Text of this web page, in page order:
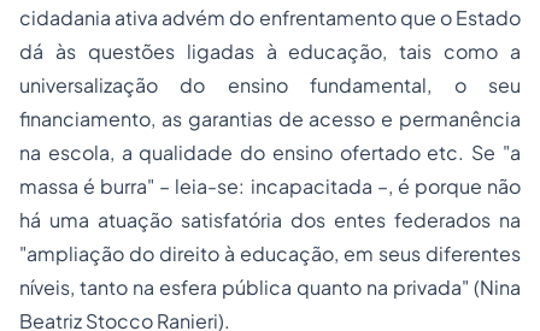
cidadania ativa advém do enfrentamento que o Estado
dá às questões ligadas à educação, tais como a
universalização do ensino fundamental, o seu
financiamento, as garantias de acesso e permanência
na escola, a qualidade do ensino ofertado etc. Se "a
massa é burra" – leia-se: incapacitada –, é porque não
há uma atuação satisfatória dos entes federados na
"ampliação do direito à educação, em seus diferentes
níveis, tanto na esfera pública quanto na privada" (Nina
Beatriz Stocco Ranieri).